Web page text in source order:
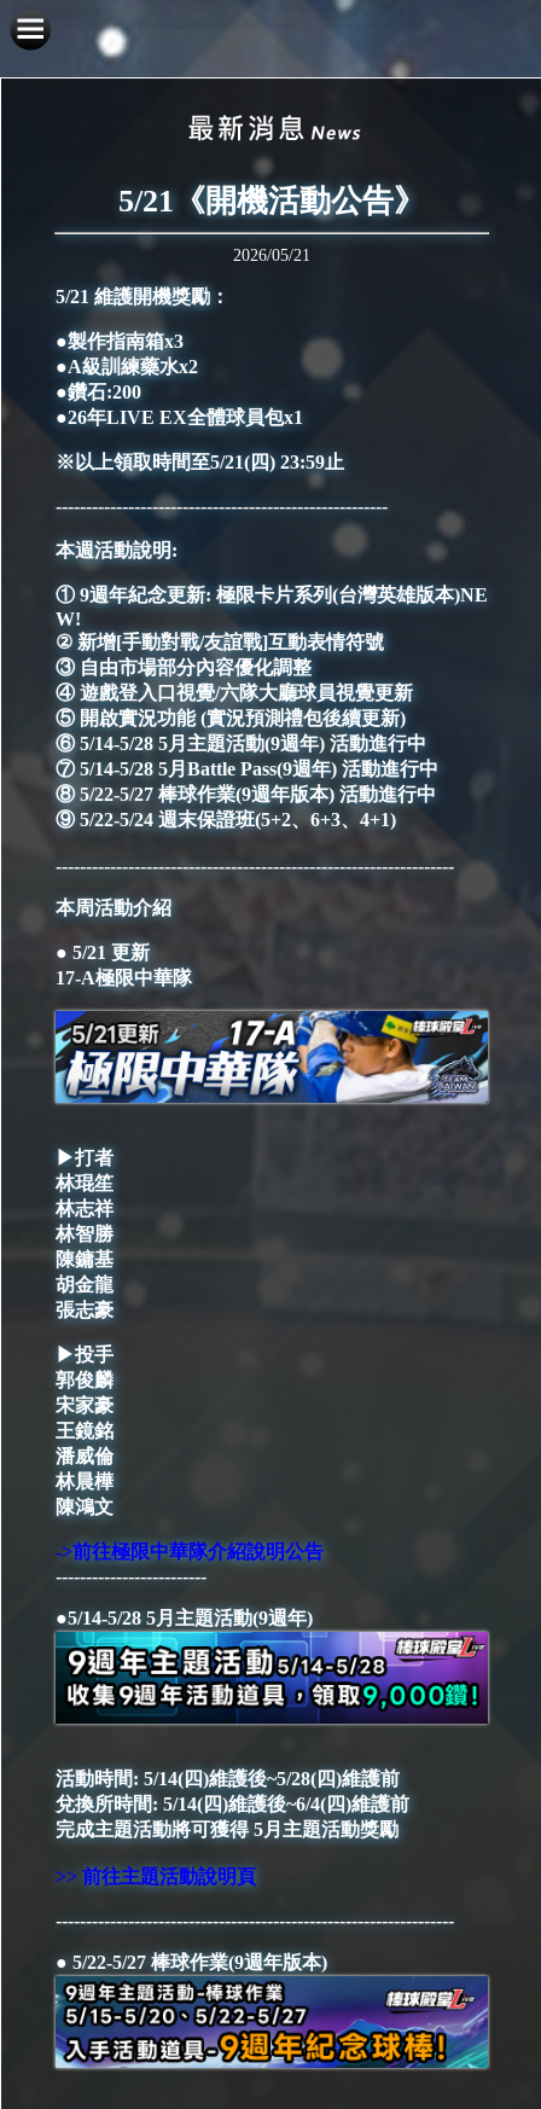
5/21《開機活動公告》
2026/05/21
5/21 維護開機獎勵：
●製作指南箱x3
●A級訓練藥水x2
●鑽石:200
●26年LIVE EX全體球員包x1
※以上領取時間至5/21(四) 23:59止
-------------------------------------------------------
本週活動說明:
① 9週年紀念更新: 極限卡片系列(台灣英雄版本)NE
W!
② 新增[手動對戰/友誼戰]互動表情符號
③ 自由市場部分內容優化調整
④ 遊戲登入口視覺/六隊大廳球員視覺更新
⑤ 開啟實況功能 (實況預測禮包後續更新)
⑥ 5/14-5/28 5月主題活動(9週年) 活動進行中
⑦ 5/14-5/28 5月Battle Pass(9週年) 活動進行中
⑧ 5/22-5/27 棒球作業(9週年版本) 活動進行中
⑨ 5/22-5/24 週末保證班(5+2、6+3、4+1)
------------------------------------------------------------------
本周活動介紹
● 5/21 更新
17-A極限中華隊
▶打者
林琨笙
林志祥
林智勝
陳鏞基
胡金龍
張志豪
▶投手
郭俊麟
宋家豪
王鏡銘
潘威倫
林晨樺
陳鴻文
->前往極限中華隊介紹說明公告
-------------------------
●5/14-5/28 5月主題活動(9週年)
活動時間: 5/14(四)維護後~5/28(四)維護前
兌換所時間: 5/14(四)維護後~6/4(四)維護前
完成主題活動將可獲得 5月主題活動獎勵
>> 前往主題活動說明頁
------------------------------------------------------------------
● 5/22-5/27 棒球作業(9週年版本)